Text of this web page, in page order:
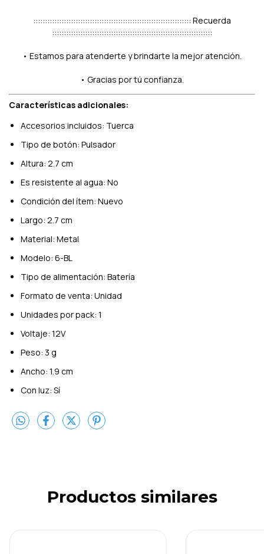
::::::::::::::::::::::::::::::::::::::::::::::::::::::::::::::::::: Recuerda
::::::::::::::::::::::::::::::::::::::::::::::::::::::::::::::::::::
• Estamos para atenderte y brindarte la mejor atención.
• Gracias por tú confianza.
Características adicionales:
Accesorios incluidos: Tuerca
Tipo de botón: Pulsador
Altura: 2.7 cm
Es resistente al agua: No
Condición del ítem: Nuevo
Largo: 2.7 cm
Material: Metal
Modelo: 6-BL
Tipo de alimentación: Batería
Formato de venta: Unidad
Unidades por pack: 1
Voltaje: 12V
Peso: 3 g
Ancho: 1.9 cm
Con luz: Sí
Productos similares